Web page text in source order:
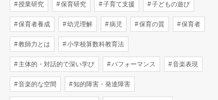
授業研究 保育研究 子育て支援 子どもの遊び
保育者養成 幼児理解 病児 保育の質 保育者
教師力とは 小学校算数科教育法
主体的・対話的で深い学び パフォーマンス 音楽表現
音楽的な空間 知的障害・発達障害